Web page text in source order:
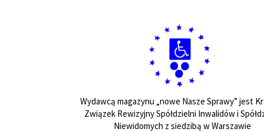
Wydawcą magazynu „nowe Nasze Sprawy” jest
Związek Rewizyjny Spółdzielni Inwalidów i
Niewidomych z siedzibą w Warszawie